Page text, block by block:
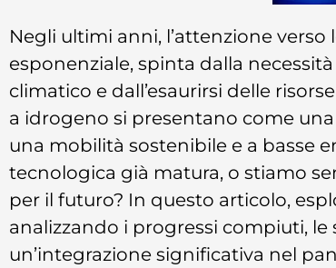
Negli ultimi anni, l’attenzione
esponenziale, spinta dalla
climatico e dall’esaurirsi delle
a idrogeno si presentano come
una mobilità sostenibile e a basse
tecnologica già matura, o stiamo
per il futuro? In questo articolo,
analizzando i progressi compiuti,
un’integrazione significativa nel